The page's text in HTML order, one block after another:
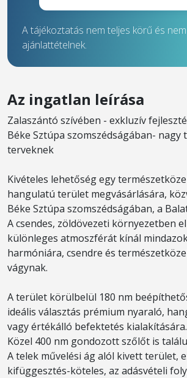
A tájékoztatás nem teljes körű és
ajánlattételnek.
Az ingatlan leírása
Zalaszántó szívében - exkluzív
Béke Sztúpa szomszédságában- nagy
terveknek
Kivételes lehetőség egy
hangulatú terület megvásárlására,
Béke Sztúpa szomszédságában, a
A csendes, zöldövezeti környezetben
különleges atmoszférát kínál
harmóniára, csendre és
vágynak.
A terület körülbelül 180 nm
ideális választás prémium nyaraló,
vagy értékálló befektetés kialakítására.
Közel 400 nm gondozott szőlőt is
A telek művelési ág alól kivett terület,
kifüggesztés-köteles, az adásvételi